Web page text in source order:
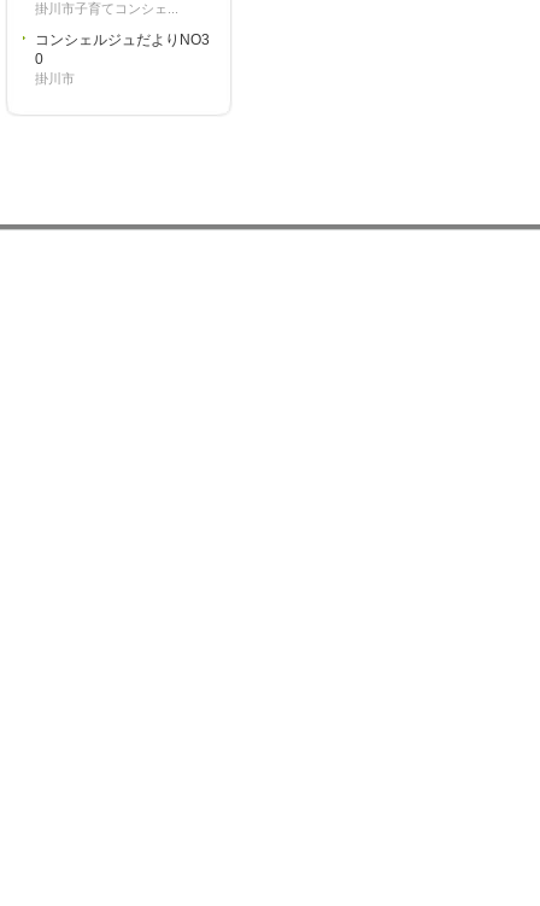
掛川市子育てコンシェ...
コンシェルジュだよりNO3
0
掛川市